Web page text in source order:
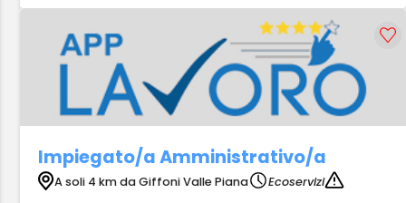
Impiegato/a Amministrativo/a
A soli 4 km da Giffoni Valle Piana
Ecoservizi